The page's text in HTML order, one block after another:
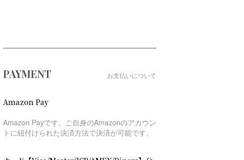
PAYMENT お支払いについて
Amazon Pay
Amazon Payです。ご自身のAmazonのアカウン
トに紐付けられた決済方法で決済が可能です。